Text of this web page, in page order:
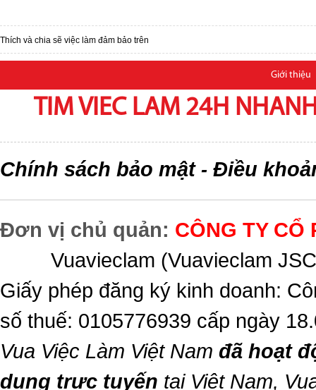
Thích và chia sẽ việc làm đảm bảo trên
Giới thiệu
TIM VIEC LAM 24H
Chính sách bảo mật- Điều
Đơn vị chủ quản: CÔNG TY CỔ
Vuavieclam (Vuavieclam
Giấy phép đăng ký kinh doanh:
số thuế: 0105776939 cấp ngày
Vua Việc Làm Việt Nam đã hoạt
dụng trực tuyến tại Việt Nam,